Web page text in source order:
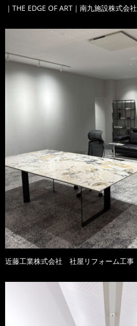
｜THE EDGE OF ART｜南九施設株式会社
近藤工業株式会社 社屋リフォーム工事